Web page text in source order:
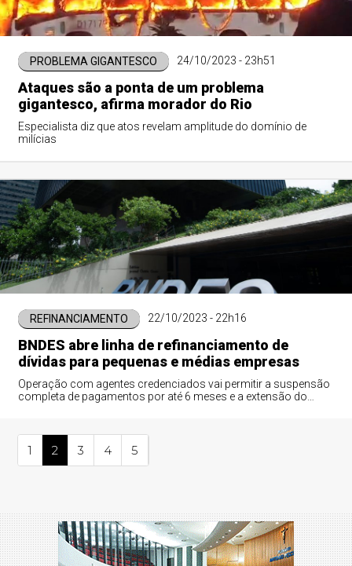
PROBLEMA GIGANTESCO 24/10/2023 - 23h51
Ataques são a ponta de um problema
gigantesco, afirma morador do Rio
Especialista diz que atos revelam amplitude do domínio de
milícias
REFINANCIAMENTO 22/10/2023 - 22h16
BNDES abre linha de refinanciamento de
dívidas para pequenas e médias empresas
Operação com agentes credenciados vai permitir a suspensão
completa de pagamentos por até 6 meses e a extensão do
1 2 3 4 5